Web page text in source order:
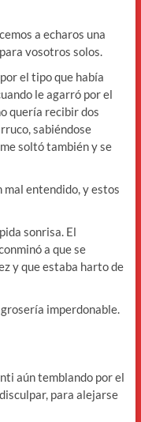
a echaros una
vosotros solos.
el tipo que había
le agarró por el
quería recibir dos
sabiéndose
soltó también y se
mal entendido, y estos
sonrisa. El
a que se
y que estaba harto de
imperdonable.
aún temblando por el
para alejarse